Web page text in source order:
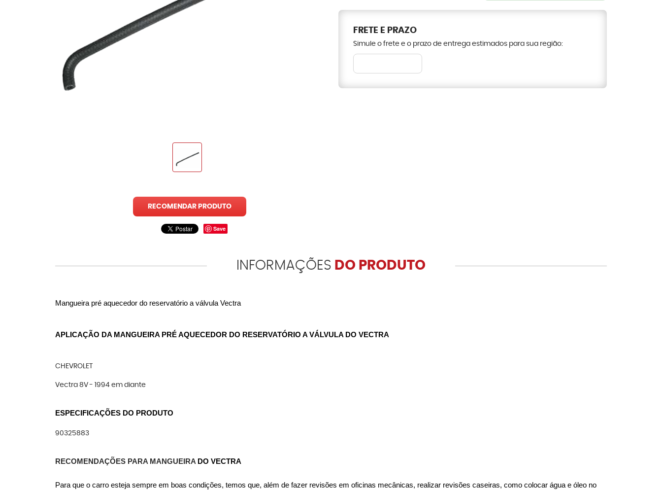
RECOMENDAR PRODUTO
Save
FRETE E PRAZO
Simule o frete e o prazo de entrega estimados para sua região:
INFORMAÇÕES DO PRODUTO
Mangueira pré aquecedor do reservatório a válvula Vectra
APLICAÇÃO DA MANGUEIRA PRÉ AQUECEDOR DO RESERVATÓRIO A VÁLVULA DO VECTRA
CHEVROLET
Vectra 8V - 1994 em diante
ESPECIFICAÇÕES DO PRODUTO
90325883
RECOMENDAÇÕES PARA MANGUEIRA DO VECTRA
Para que o carro esteja sempre em boas condições, temos que, além de fazer revisões em oficinas mecânicas, realizar revisões caseiras, como colocar água e óleo no